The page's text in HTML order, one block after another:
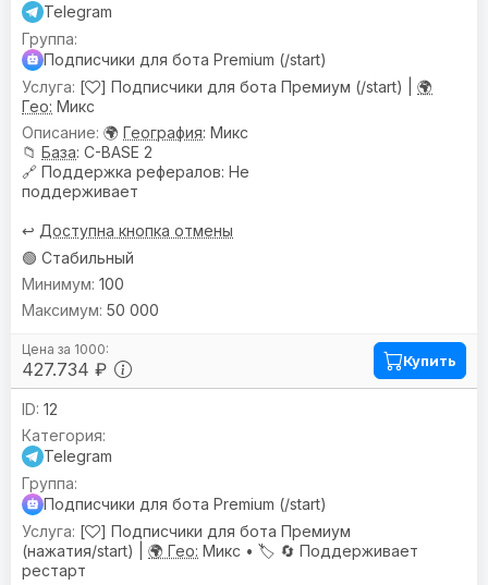
Telegram
Подписчики для бота Premium (/start)
[
] Подписчики для бота Премиум (/start) | 🌍
Гео: Микс
🌍 География: Микс
📁 База: C-BASE 2
🔗 Поддержка рефералов: Не
поддерживает
↩️ Доступна кнопка отмены
🟢 Стабильный
427.734 ₽
100
50 000
Купить
12
Telegram
Подписчики для бота Premium (/start)
[
] Подписчики для бота Премиум
(нажатия/start) | 🌍 Гео: Микс • 🏷️ 🔄 Поддерживает
рестарт